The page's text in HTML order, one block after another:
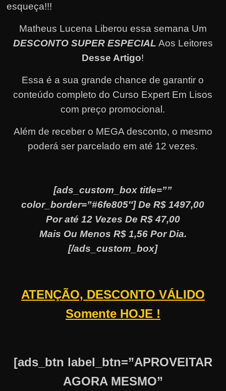
esqueça!!!
Matheus Lucena Liberou essa semana Um
DESCONTO SUPER ESPECIAL Aos Leitores
Desse Artigo!
Essa é a sua grande chance de garantir o
conteúdo completo do Curso Expert Em Lisos
com preço promocional.
Além de receber o MEGA desconto, o mesmo
poderá ser parcelado em até 12 vezes.
[ads_custom_box title=””
color_border=”#6fe805″] De R$ 1497,00
Por até 12 Vezes De R$ 47,00
Mais Ou Menos R$ 1,56 Por Dia.
[/ads_custom_box]
ATENÇÃO, DESCONTO VÁLIDO
Somente HOJE !
[ads_btn label_btn=”APROVEITAR
AGORA MESMO”